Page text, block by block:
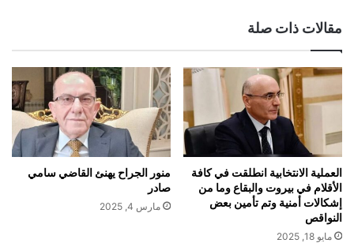
مقالات ذات صلة
العملية الانتخابية انطلقت في كافة
الأقلام في بيروت والبقاع وما من
إشكالات أمنية وتم تأمين بعض
النواقص
مايو 18, 2025
منور الجراح يهنئ القاضي سامي
صادر
مارس 4, 2025